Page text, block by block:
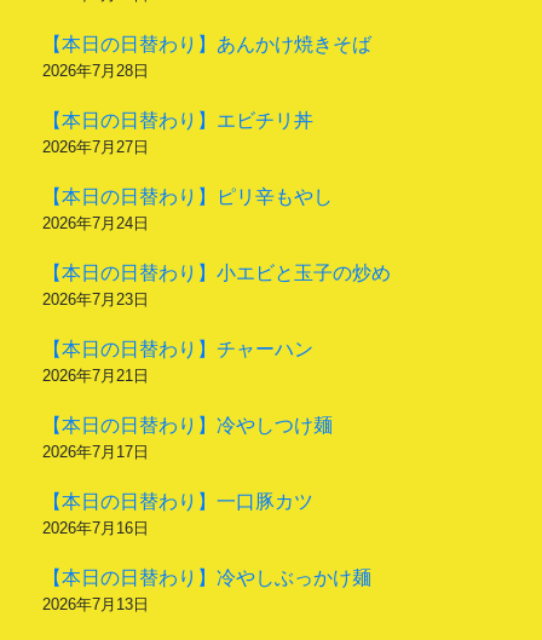
【本日の日替わり】あんかけ焼きそば
2026年7月28日
【本日の日替わり】エビチリ丼
2026年7月27日
【本日の日替わり】ピリ辛もやし
2026年7月24日
【本日の日替わり】小エビと玉子の炒め
2026年7月23日
【本日の日替わり】チャーハン
2026年7月21日
【本日の日替わり】冷やしつけ麺
2026年7月17日
【本日の日替わり】一口豚カツ
2026年7月16日
【本日の日替わり】冷やしぶっかけ麺
2026年7月13日